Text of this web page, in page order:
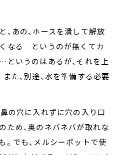
あの、ホースを潰して解放
なる というのが無くてカ
いうのはあるが、それを上
た、別途、水を準備する必要
の穴に入れずに穴の入り口
ため、奥のネバネバが取れな
。でも、メルシーポットで使